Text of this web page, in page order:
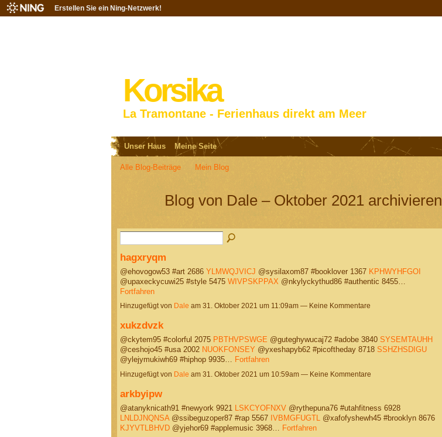
Erstellen Sie ein Ning-Netzwerk!
Korsika
La Tramontane - Ferienhaus direkt am Meer
Unser Haus Meine Seite
Alle Blog-Beiträge Mein Blog
Blog von Dale – Oktober 2021 archivieren
hagxryqm
@ehovogow53 #art 2686 YLMWQJVICJ @sysilaxom87 #booklover 1367 KPHWYHFGOI
@upaxeckycuwi25 #style 5475 WIVPSKPPAX @nkylyckythud86 #authentic 8455…
Fortfahren
Hinzugefügt von Dale am 31. Oktober 2021 um 11:09am — Keine Kommentare
xukzdvzk
@ckytem95 #colorful 2075 PBTHVPSWGE @guteghywucaj72 #adobe 3840 SYSEMTAUHH
@ceshojo45 #usa 2002 NUOKFONSEY @yxeshapyb62 #picoftheday 8718 SSHZHSDIGU
@ylejymukiwh69 #hiphop 9935… Fortfahren
Hinzugefügt von Dale am 31. Oktober 2021 um 10:59am — Keine Kommentare
arkbyipw
@atanyknicath91 #newyork 9921 LSKCYOFNXV@rythepuna76 #utahfitness 6928
LNLDJNQNSA@ssibeguzoper87 #rap 5567 IVBMGFUGTL@xafofyshewh45 #brooklyn 8676
KJYVTLBHVD@yjehor69 #applemusic 3968… Fortfahren